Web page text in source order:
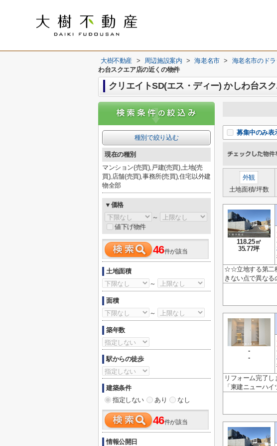
大樹不動産 > 周辺施設案内 > 海老名市 > 海老名市のド
わ台スクエア店の近くの物件
クリエイトSD(エス・ディー) かしわ台ス
募集中のみ表
外観
土地面積/坪数
118.25㎡
35.77坪
☆☆立地する第二
きない点で異な
-
-
リフォーム完了
「東建ニューハ
種別で絞り込む
現在の種別
マンション(売買),戸建(売買),土地(売
買),店舗(売買),事務所(売買),住宅以外建
物全部
▼価格
～
値下げ物件
46件が該当
土地面積
～
面積
～
築年数
駅からの徒歩
建築条件
指定しない
あり なし
46件が該当
情報公開日